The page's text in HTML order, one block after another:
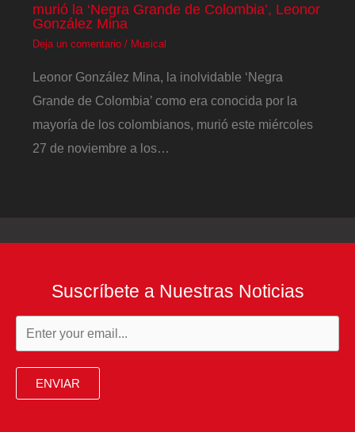
murió la ‘Negra Grande de Colombia’, Leonor
González Mina
Deja un comentario / Musical
Leonor González Mina, la inolvidable ‘Negra
Grande de Colombia’ como era conocida por la
mayoría de los colombianos, murió este miércoles
27 de noviembre a los…
Suscríbete a Nuestras Noticias
ENVIAR